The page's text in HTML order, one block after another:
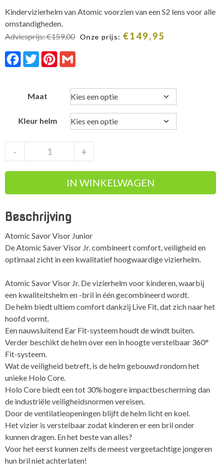
Kindervizierhelm van Atomic voorzien van een S2 lens voor alle
omstandigheden.
Adviesprijs:€159,00 Onze prijs: €149,95
Facebook
TwitterPinterest
Maat
Kleur helm
Visor
kindervizierhelm
aantal
+
-
IN WINKELWAGEN
Beschrijving
Atomic Savor Visor Junior
De Atomic Saver Visor Jr. combineert comfort, veiligheid en
optimaal zicht in een kwalitatief hoogwaardige vizierhelm.
Atomic Savor Visor Jr. De vizierhelm voor kinderen, waarbij
een kwaliteitshelm en -bril in één gecombineerd wordt.
De helm biedt ultiem comfort dankzij Live Fit, dat zich naar het
hoofd vormt.
Een nauwsluitend Ear Fit-systeem houdt de windt buiten.
Verder beschikt de helm over een in hoogte verstelbaar 360°
Fit-systeem.
Wat de veiligheid betreft, is de helm gebouwd rondom het
unieke Holo Core.
Holo Core biedt een tot 30% hogere impactbescherming dan
de industriële veiligheidsnormen vereisen.
Door de ventilatieopeningen blijft de helm licht en koel.
Het vizier is verstelbaar zodat kinderen er een bril onder
kunnen dragen. En het beste van alles?
Voor het eerst kunnen zelfs de meest vergeetachtige jongeren
hun bril niet achterlaten!